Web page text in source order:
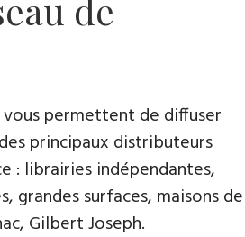
de
permettent de diffuser
principaux distributeurs
: librairies indépendantes,
grandes surfaces, maisons de
Gilbert Joseph.